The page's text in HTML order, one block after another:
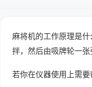
麻将机的工作原理是
拌，然后由吸牌轮一
若你在仪器使用上需